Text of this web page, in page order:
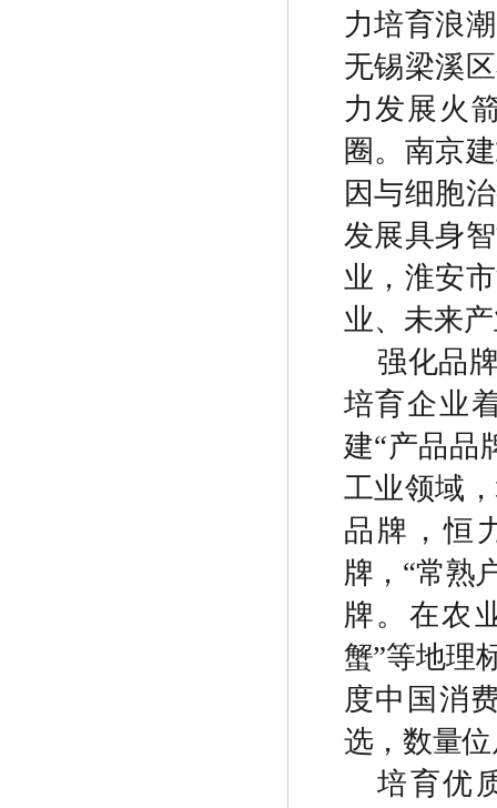
力培育浪
无锡梁溪
力发展火
圈。南京
因与细胞
发展具身
业，淮安
业、未来
强化品
培育企业
建“产品品
工业领域
品牌，恒
牌， “常熟
牌。在农
蟹”等地理
度中国消
选，数量
培育优